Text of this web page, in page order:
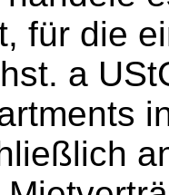
für die
a